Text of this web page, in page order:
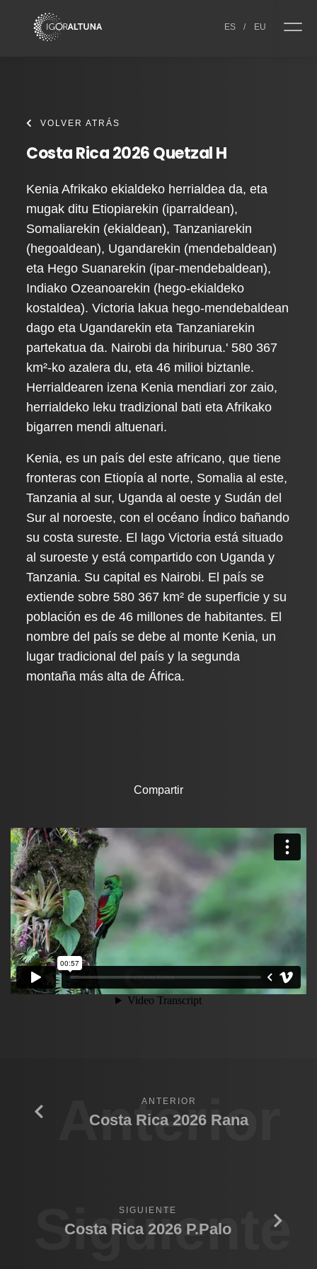
ES / EU
VOLVER ATRÁS
Costa Rica 2026 Quetzal H
Kenia Afrikako ekialdeko herrialdea da, eta
mugak ditu Etiopiarekin (iparraldean),
Somaliarekin (ekialdean), Tanzaniarekin
(hegoaldean), Ugandarekin (mendebaldean)
eta Hego Suanarekin (ipar-mendebaldean),
Indiako Ozeanoarekin (hego-ekialdeko
kostaldea). Victoria lakua hego-mendebaldean
dago eta Ugandarekin eta Tanzaniarekin
partekatua da. Nairobi da hiriburua.' 580 367
km²-ko azalera du, eta 46 milioi biztanle.
Herrialdearen izena Kenia mendiari zor zaio,
herrialdeko leku tradizional bati eta Afrikako
bigarren mendi altuenari.
Kenia, es un país del este africano, que tiene
fronteras con Etiopía al norte, Somalia al este,
Tanzania al sur, Uganda al oeste y Sudán del
Sur al noroeste, con el océano Índico bañando
su costa sureste. El lago Victoria está situado
al suroeste y está compartido con Uganda y
Tanzania. Su capital es Nairobi. El país se
extiende sobre 580 367 km² de superficie y su
población es de 46 millones de habitantes. El
nombre del país se debe al monte Kenia, un
lugar tradicional del país y la segunda
montaña más alta de África.
Compartir
Anterior
ANTERIOR
Costa Rica 2026 Rana
Siguiente
SIGUIENTE
Costa Rica 2026 P.Palo